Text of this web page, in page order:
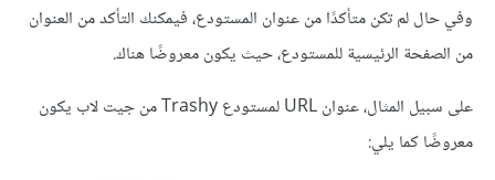
وفي حال لم تكن متأكدًا من عنوان المستودع، فيمكنك التأكد من العنوان
من الصفحة الرئيسية للمستودع، حيث يكون معروضًا هناك.
على سبيل المثال، عنوان URL لمستودع Trashy من جيت لاب يكون
معروضًا كما يلي: